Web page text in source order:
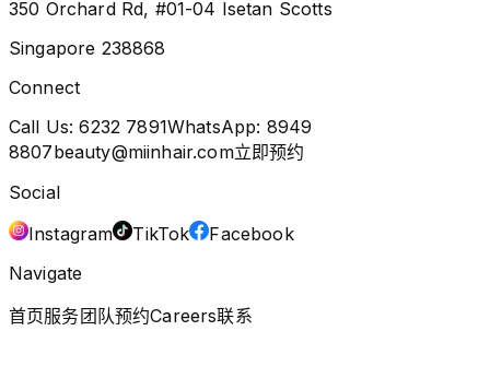
350 Orchard Rd, #01-04 Isetan Scotts
Singapore 238868
Connect
Call Us:6232 7891WhatsApp: 8949
8807beauty@miinhair.com立即预约
Social
Instagram
TikTok
Facebook
Navigate
首页服务团队预约Careers联系